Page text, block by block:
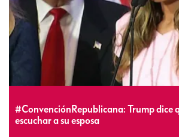
#ConvenciónRepublicana: Trump dice
escuchar a su esposa